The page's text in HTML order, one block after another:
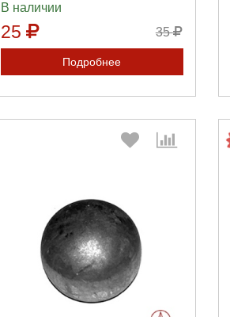
В наличии
25 35
Подробнее
Выберите количество: